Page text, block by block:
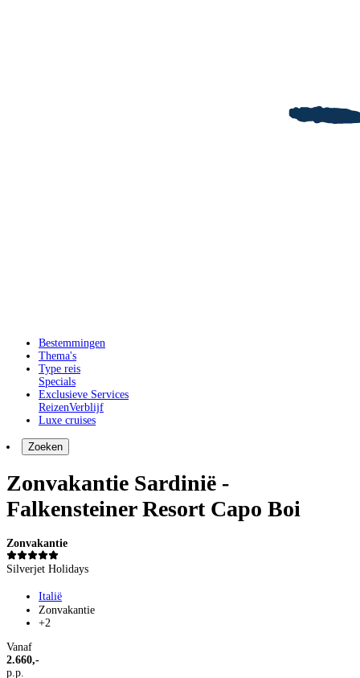
Bestemmingen
Thema's
Type reis
Specials
Exclusieve Services
ReizenVerblijf
Luxe cruises
Zoeken
Zonvakantie Sardinië -
Falkensteiner Resort Capo Boi
Zonvakantie
Silverjet Holidays
Italië
Zonvakantie
+2
Vanaf
2.660,-
p.p.